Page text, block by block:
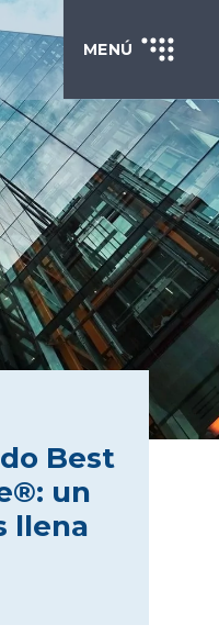
MENÚ
Best
un
llena